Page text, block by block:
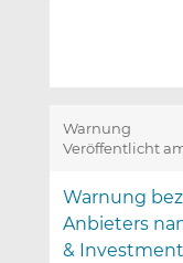
Warnung
Veröffentlicht
Warnung
Anbieters
&